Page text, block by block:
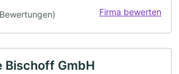
Firma bewerten
Bischoff GmbH